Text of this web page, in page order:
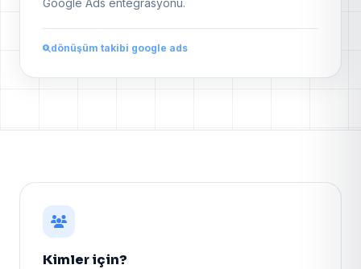
dönüşüm takibi google ads
Kimler için?